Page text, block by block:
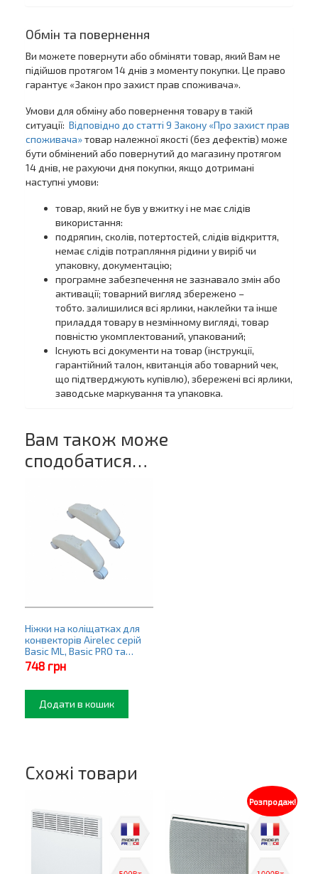
Обмін та повернення
Ви можете повернути або обміняти товар, який Вам не
підійшов протягом 14 днів з моменту покупки. Це право
гарантує «Закон про захист прав споживача».
Умови для обміну або повернення товару в такій
ситуації: Відповідно до статті 9 Закону «Про захист прав
споживача»товар належної якості (без дефектів) може
бути обмінений або повернутий до магазину протягом
14 днів, не рахуючи дня покупки, якщо дотримані
наступні умови:
товар, який не був у вжитку і не має слідів
використання:
подряпин, сколів, потертостей, слідів відкриття,
немає слідів потрапляння рідини у виріб чи
упаковку, документацію;
програмне забезпечення не зазнавало змін або
активації; товарний вигляд збережено –
тобто. залишилися всі ярлики, наклейки та інше
приладдя товару в незмінному вигляді, товар
повністю укомплектований, упакований;
Існують всі документи на товар (інструкції,
гарантійний талон, квитанція або товарний чек,
що підтверджують купівлю), збережені всі ярлики,
заводське маркування та упаковка.
Вам також може
сподобатися…
Ніжки на коліщатках для
конвекторів Airelec серій
Basic ML, Basic PRO та
Tactic Wi-Fi
748 грн
Додати в кошик
Схожі товари
Розпродаж!